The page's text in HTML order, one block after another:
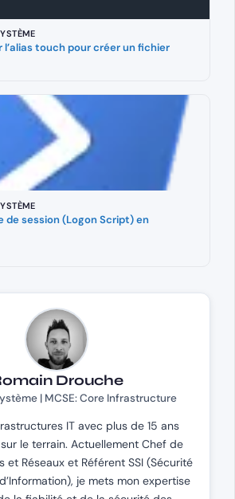
l’alias touch pour créer un fichier
de session (Logon Script) en
Drouche
| MCSE: Core Infrastructure
IT avec plus de 15 ans
le terrain. Actuellement Chef de
et Réseaux et Référent SSI (Sécurité
je mets mon expertise